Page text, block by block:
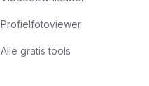
Profielfotoviewer
Alle gratis tools